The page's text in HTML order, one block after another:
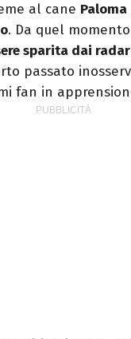
al cane Paloma
. Da quel momento
sparita dai
passato
fan in